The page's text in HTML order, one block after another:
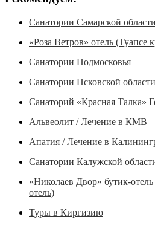
Санатории Самарской области
«Роза Ветров» отель (Туапсе
Санатории Подмосковья
Санатории Псковской области
Санаторий «Красная Талка»
Альвеолит / Лечение в КМВ
Апатия / Лечение в
Санатории Калужской
«Николаев Двор» бутик-
отель)
Туры в Киргизию